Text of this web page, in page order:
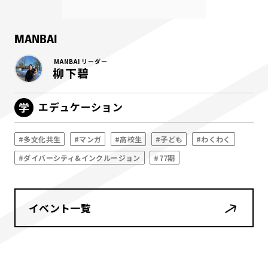
MANBAI
MANBAI リーダー
柳下碧
エデュケーション
#多文化共生 #マンガ #高校生 #子ども
#わくわく
#ダイバーシティ&インクルージョン
#77期
イベント一覧